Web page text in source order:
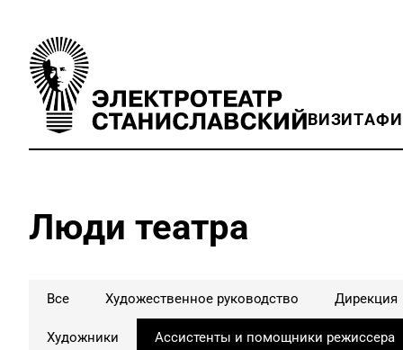
ВИЗИТ
Люди театра
Все Художественное руководство Дирекция
Художники Ассистенты и помощники режиссера